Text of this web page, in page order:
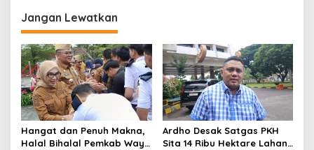
g
a
s
i
p
o
s
Jangan Lewatkan
Hangat dan Penuh Makna,
Halal Bihalal Pemkab Way
Ardho Desak Satgas PKH
Sita 14 Ribu Hektare Lahan